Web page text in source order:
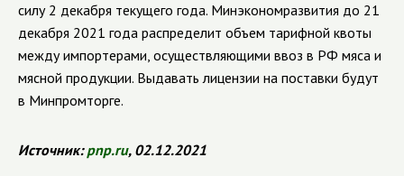
силу 2 декабря текущего года. Минэкономразвития до 21
декабря 2021 года распределит объем тарифной квоты
между импортерами, осуществляющими ввоз в РФ мяса и
мясной продукции. Выдавать лицензии на поставки будут
в Минпромторге.
Источник:pnp.ru, 02.12.2021